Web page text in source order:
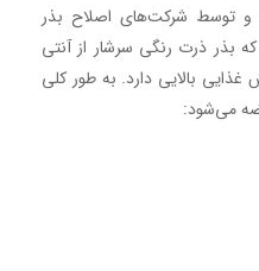
و توسط شرکت‌های اصلاح بذر
بذر ذرت رنگی سرشار از آنتی
بالایی دارد. به طور کلی
می‌شود: